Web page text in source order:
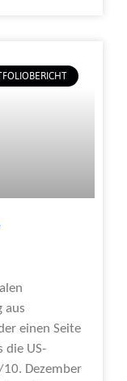
aus
einen Seite
die US-
Dezember